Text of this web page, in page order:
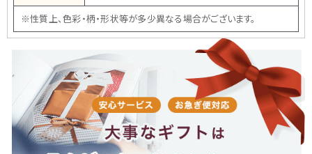
※性質上、色彩・柄・形状等が多少異なる場合がございます。